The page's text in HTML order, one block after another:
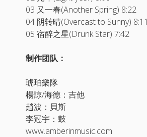
03 又一春(Another Spring) 8:22
04 阴转晴(Overcast to Sunny) 8:11
05 宿醉之星(Drunk Star) 7:42
制作团队：
琥珀樂隊
楊諒/海德：吉他
趙波：貝斯
李冠宇：鼓
www.amberinmusic.com